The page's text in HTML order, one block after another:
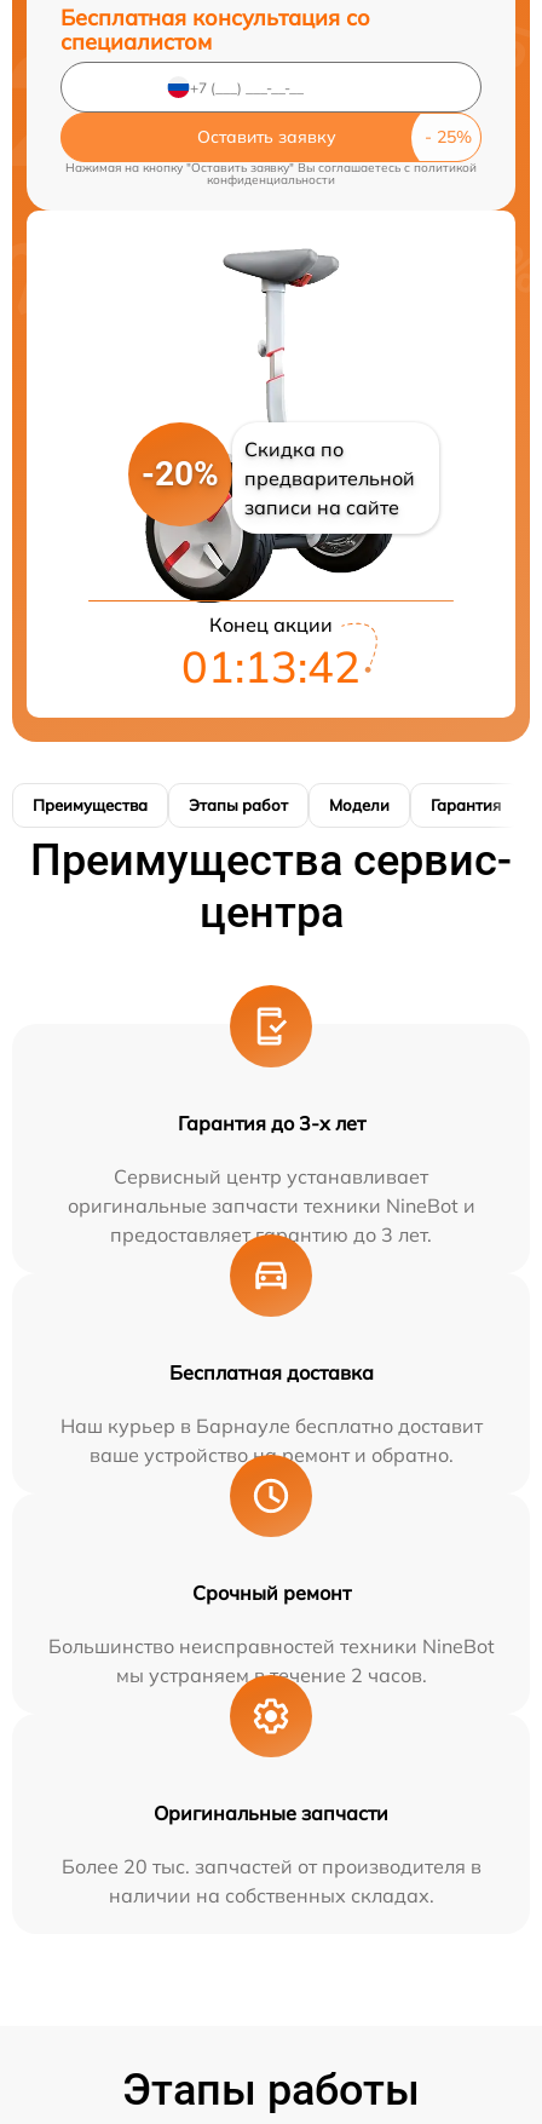
Бесплатная консультация со
специалистом
Оставить заявку
Нажимая на кнопку "Оставить заявку" Вы соглашаетесь c политикой
конфиденциальности
-20%
Скидка по
предварительной
записи на сайте
Конец акции
01:13:42
Преимущества Этапы работ Модели Гарантия
Преимущества сервис-
центра
Гарантия до 3-х лет
Сервисный центр устанавливает
оригинальные запчасти техники NineBot и
предоставляет гарантию до 3 лет.
Бесплатная доставка
Наш курьер в Барнауле бесплатно доставит
ваше устройство на ремонт и обратно.
Срочный ремонт
Большинство неисправностей техники NineBot
мы устраняем в течение 2 часов.
Оригинальные запчасти
Более 20 тыс. запчастей от производителя в
наличии на собственных складах.
Этапы работы